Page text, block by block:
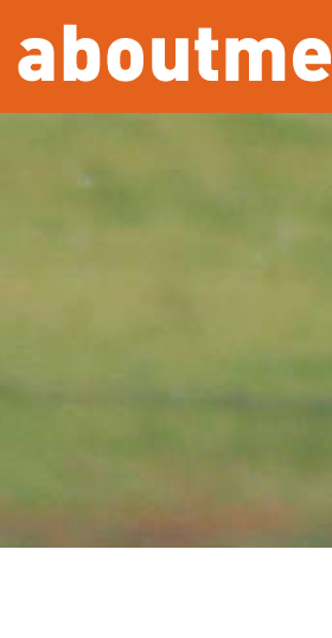
Overslaan en naar de inhoud